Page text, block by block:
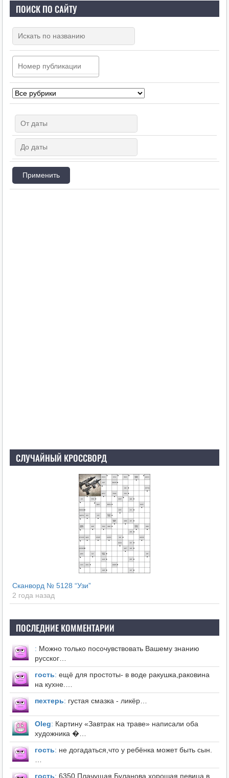
ПОИСК ПО САЙТУ
СЛУЧАЙНЫЙ КРОССВОРД
Сканворд № 5128 “Узи”
2 года назад
ПОСЛЕДНИЕ КОММЕНТАРИИ
: Можно только посочувствовать Вашему знанию
русског…
гость: ещё для простоты- в воде ракушка,раковина
на кухне.…
пехтерь: густая смазка - ликёр…
Оleg: Картину «Завтрак на траве» написали оба
художника �…
гость: не догадаться,что у ребёнка может быть сын.
гость: 6350 Плачущая.Буланова хорошая певица,в